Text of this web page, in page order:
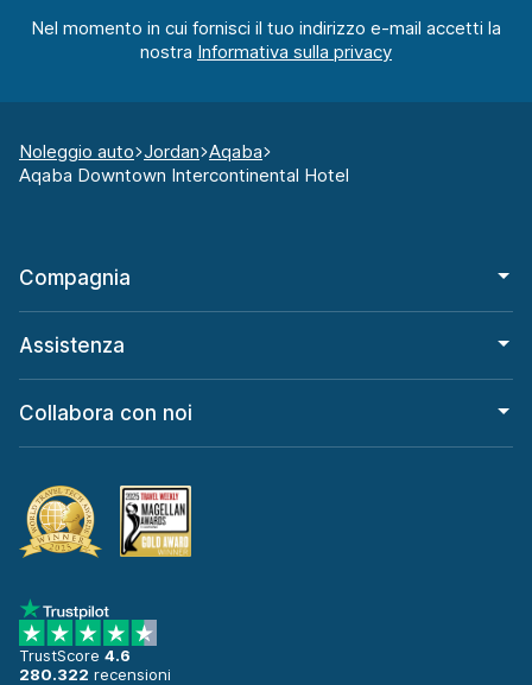
Nel momento in cui fornisci il tuo indirizzo e-mail accetti la
nostra
Noleggio auto Jordan Aqaba
Aqaba Downtown Intercontinental Hotel
Compagnia
Assistenza
Collabora con noi
TrustScore 4.6
280.322 recensioni